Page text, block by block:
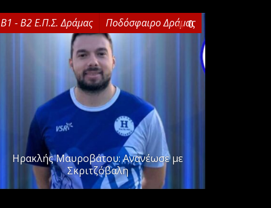
Β1 - Β2 Ε.Π.Σ. Δράμας Ποδόσφαιρο Δράμας
0
Ηρακλής Μαυροβάτου: Ανανέωσε με
Σκριτζόβαλη